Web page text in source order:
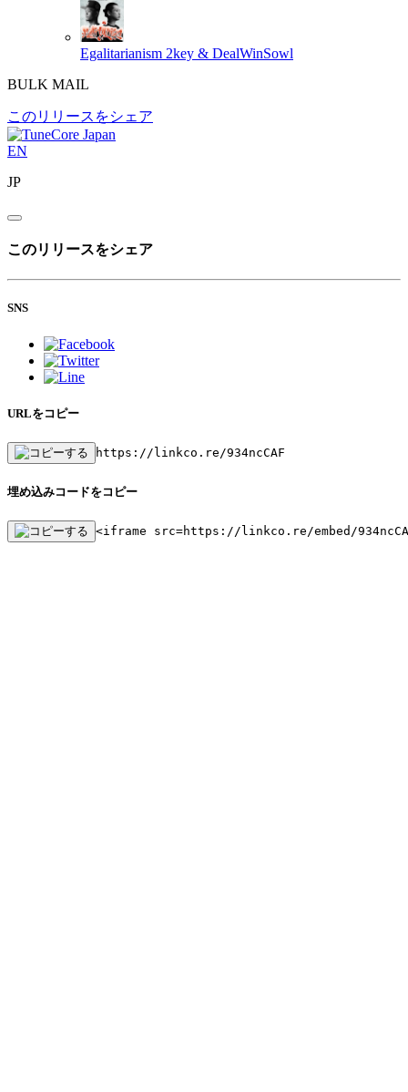
Egalitarianism 2key & DealWinSowl
BULK MAIL
このリリースをシェア
EN
JP
このリリースをシェア
SNS
URLをコピー
https://linkco.re/934ncCAF
埋め込みコードをコピー
<iframe src=https://linkco.re/embed/